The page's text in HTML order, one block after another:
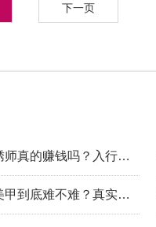
师真的赚钱吗？入行半
真实感受
甲到底难不难？真实经
诉你答案
下一页